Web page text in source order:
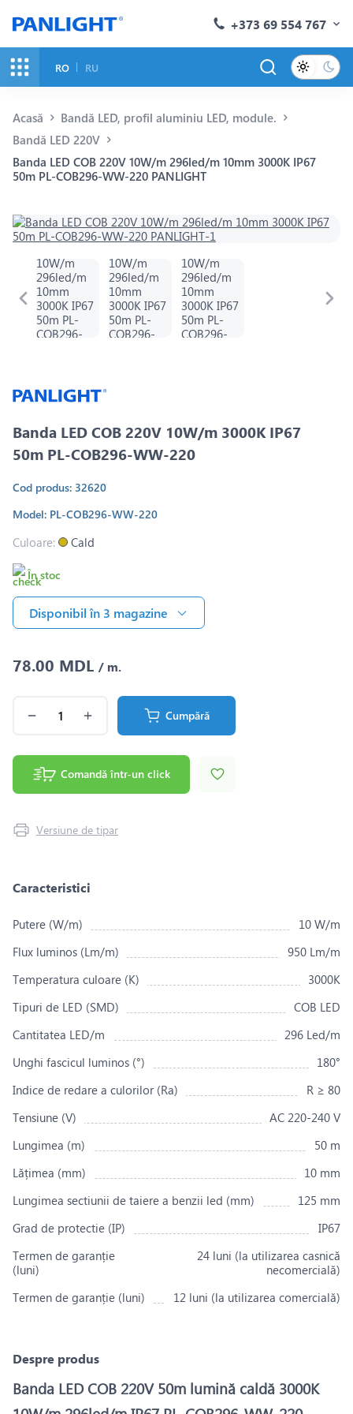
+373 69 554 767
RO RU
Acasă
Bandă LED, profil aluminiu LED, module.
Bandă LED 220V
Banda LED COB 220V 10W/m 296led/m 10mm 3000K IP67
50m PL-COB296-WW-220 PANLIGHT
Banda LED COB 220V 10W/m 3000K IP67
50m PL-COB296-WW-220
Cod produs: 32620
Model: PL-COB296-WW-220
Culoare: Cald
În stoc
Disponibil în 3 magazine
78.00 MDL / m.
Cumpără
Comandă într-un click
Versiune de tipar
Caracteristici
Putere (W/m)
10 W/m
Flux luminos (Lm/m)
950 Lm/m
Temperatura culoare (K)
3000K
Tipuri de LED (SMD)
COB LED
Cantitatea LED/m
296 Led/m
Unghi fascicul luminos (°)
180°
Indice de redare a culorilor (Ra)
R ≥ 80
Tensiune (V)
AC 220-240 V
Lungimea (m)
50 m
Lățimea (mm)
10 mm
Lungimea sectiunii de taiere a benzii led (mm)
125 mm
Grad de protectie (IP)
IP67
Termen de garanție
(luni)
24 luni (la utilizarea casnică
necomercială)
Termen de garanție (luni)
12 luni (la utilizarea comercială)
Despre produs
Banda LED COB 220V 50m lumină caldă 3000K